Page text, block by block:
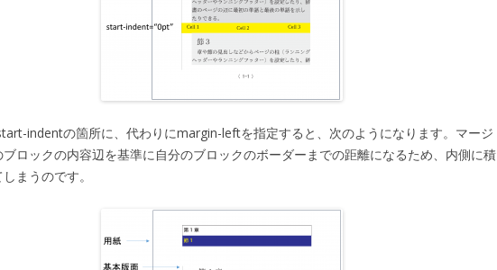
indentの箇所に、代わりにmargin-leftを指定すると、次のようになります。マージ
ブロックの内容辺を基準に自分のブロックのボーダーまでの距離になるため、内側に積
まうのです。